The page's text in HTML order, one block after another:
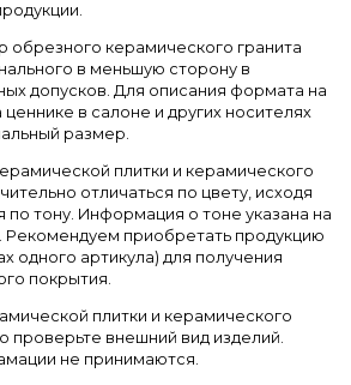
обрезного керамического гранита
в меньшую сторону в
допусков. Для описания формата на
ценнике в салоне и других носителях
размер.
плитки и керамического
отличаться по цвету, исходя
по тону. Информация о тоне указана на
Рекомендуем приобретать продукцию
одного артикула) для получения
покрытия.
плитки и керамического
проверьте внешний вид изделий.
не принимаются.